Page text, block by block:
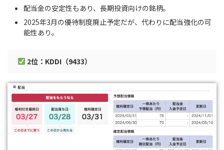
配当金の安定性もあり、長期投資向けの銘柄。
2025年3月の優待制度廃止予定だが、代わりに配当強化の可
能性あり。
2位：KDDI（9433）